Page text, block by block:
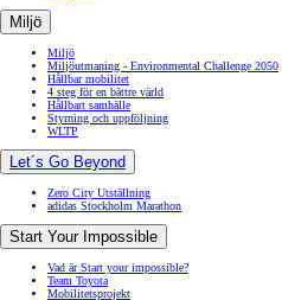
Miljö
Miljö
Miljöutmaning - Environmental Challenge 2050
Hållbar mobilitet
4 steg för en bättre värld
Hållbart samhälle
Styrning och uppföljning
WLTP
Let´s Go Beyond
Zero City Utställning
adidas Stockholm Marathon
Start Your Impossible
Vad är Start your impossible?
Team Toyota
Mobilitetsprojekt